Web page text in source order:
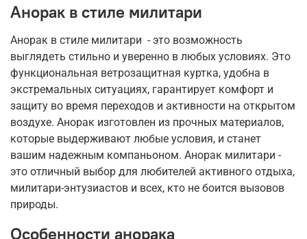
Анорак в стиле милитари
Анорак в стиле милитари - это возможность
выглядеть стильно и уверенно в любых условиях. Это
функциональная ветрозащитная куртка, удобна в
экстремальных ситуациях, гарантирует комфорт и
защиту во время переходов и активности на открытом
воздухе. Анорак изготовлен из прочных материалов,
которые выдерживают любые условия, и станет
вашим надежным компаньоном. Анорак милитари -
это отличный выбор для любителей активного отдыха,
милитари-энтузиастов и всех, кто не боится вызовов
природы.
Особенности анорака